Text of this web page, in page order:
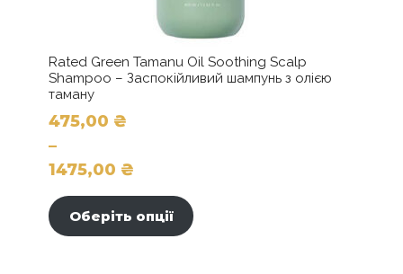
Rated Green Tamanu Oil Soothing Scalp
Shampoo – Заспокійливий шампунь з олією
таману
475,00 ₴
–
1475,00 ₴
Діапазон
цін:
від
Оберіть опції